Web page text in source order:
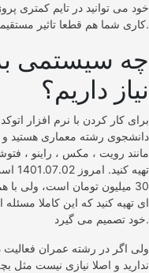
خود می توانید در تایم کمتری
کاری شما هم قطعا تاثیر مستقیمی خواهد گذاشت.
چه سیستمی
نیاز داریم؟
برای کار کردن با نرم افزار
دانشجوی رشته معماری هستید و
مانند رویت ، مکس ، راینو ،
ای تهیه کنید که این کاملا
خود تصمیم می گیرد.
ولی اگر در رشته عمران فعالیت
ندارید و اصلا نیازی نیست مثل